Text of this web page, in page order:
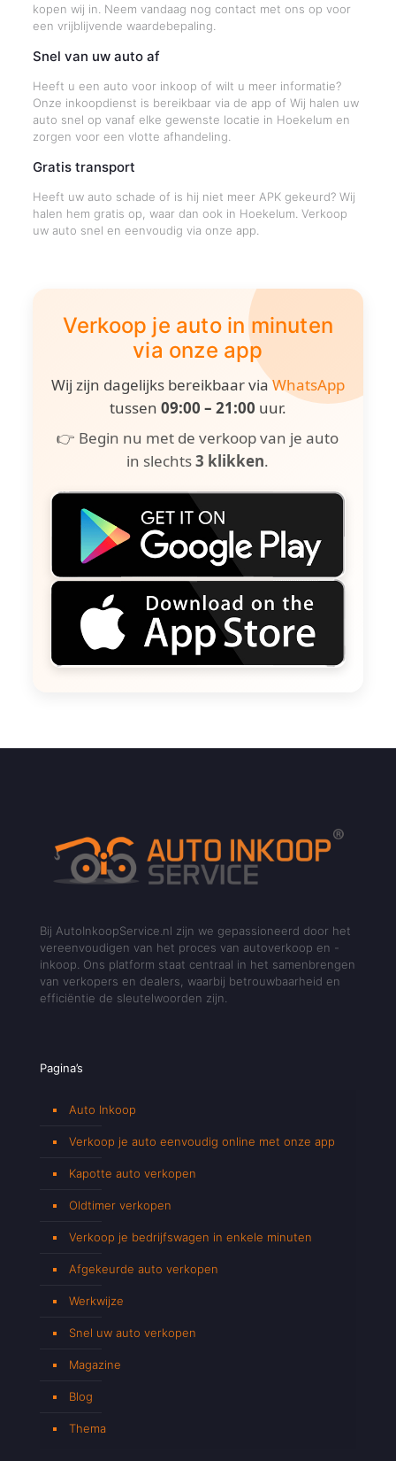
kopen wij in. Neem vandaag nog contact met ons op voor
een vrijblijvende waardebepaling.
Snel van uw auto af
Heeft u een auto voor inkoop of wilt u meer informatie?
Onze inkoopdienst is bereikbaar via de app of Wij halen uw
auto snel op vanaf elke gewenste locatie in Hoekelum en
zorgen voor een vlotte afhandeling.
Gratis transport
Heeft uw auto schade of is hij niet meer APK gekeurd? Wij
halen hem gratis op, waar dan ook in Hoekelum. Verkoop
uw auto snel en eenvoudig via onze app.
Verkoop je auto in minuten
via onze app
Wij zijn dagelijks bereikbaar viaWhatsApp
tussen 09:00 – 21:00 uur.
👉 Begin nu met de verkoop van je auto
in slechts3 klikken.
Bij AutoInkoopService.nl zijn we gepassioneerd door het
vereenvoudigen van het proces van autoverkoop en -
inkoop. Ons platform staat centraal in het samenbrengen
van verkopers en dealers, waarbij betrouwbaarheid en
efficiëntie de sleutelwoorden zijn.
Pagina’s
Auto Inkoop
Verkoop je auto eenvoudig online met onze app
Kapotte auto verkopen
Oldtimer verkopen
Verkoop je bedrijfswagen in enkele minuten
Afgekeurde auto verkopen
Werkwijze
Snel uw auto verkopen
Magazine
Blog
Thema